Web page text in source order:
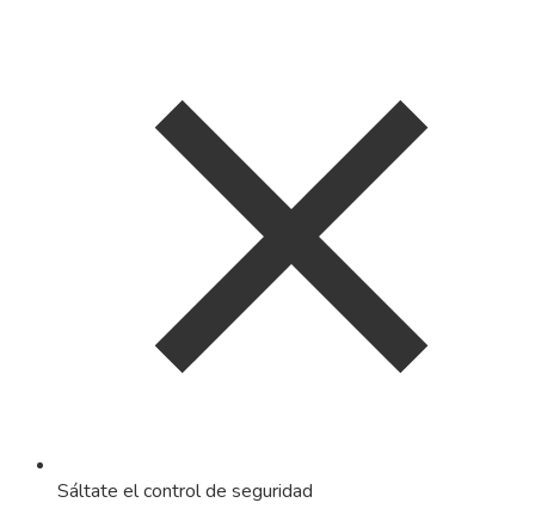
Sáltate el control de seguridad